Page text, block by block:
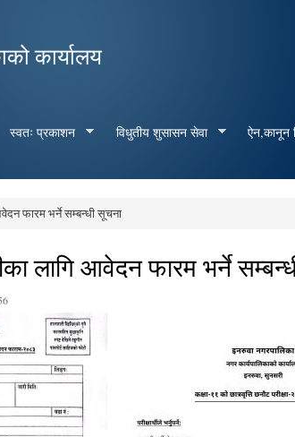
contentकार्यालय
स्वतः प्रकाशन विधुतीय शुसासन सेवा ऐन,कानून
फारम भर्ने सम्बन्धी सूचना
लागि आवेदन फारम भर्ने